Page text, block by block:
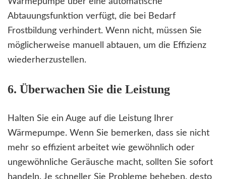
Abtauungsfunktion verfügt, die bei Bedarf
Frostbildung verhindert. Wenn nicht, müssen Sie
möglicherweise manuell abtauen, um die Effizienz
wiederherzustellen.
6. Überwachen Sie die Leistung
Halten Sie ein Auge auf die Leistung Ihrer
Wärmepumpe. Wenn Sie bemerken, dass sie nicht
mehr so effizient arbeitet wie gewöhnlich oder
ungewöhnliche Geräusche macht, sollten Sie sofort